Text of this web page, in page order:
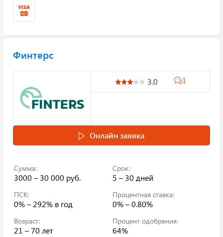
Финтерс
3.0 1
Онлайн заявка
Сумма:
3000 – 30 000 руб.
Срок:
5 – 30 дней
ПСК:
0% – 292% в год
Процентная ставка:
0% – 0.80%
Возраст:
21 – 70 лет
Процент одобрения:
64%